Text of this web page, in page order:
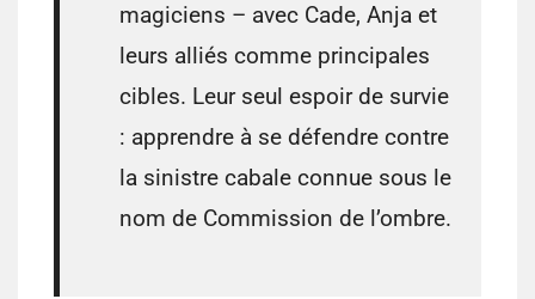
magiciens – avec Cade, Anja et
leurs alliés comme principales
cibles. Leur seul espoir de survie
: apprendre à se défendre contre
la sinistre cabale connue sous le
nom de Commission de l’ombre.